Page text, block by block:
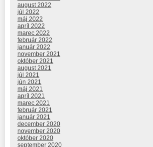
august 2022
júl 2022
máj 2022
apríl 2022
marec 2022
február 2022
január 2022
november 2021
október 2021
august 2021
júl 2021
jún 2021
máj 2021
apríl 2021
marec 2021
február 2021
január 2021
december 2020
november 2020
október 2020
september 2020